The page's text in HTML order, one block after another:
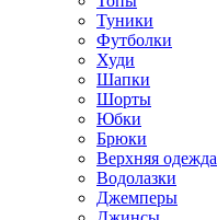
Туники
Футболки
Худи
Шапки
Шорты
Юбки
Брюки
Верхняя одежда
Водолазки
Джемперы